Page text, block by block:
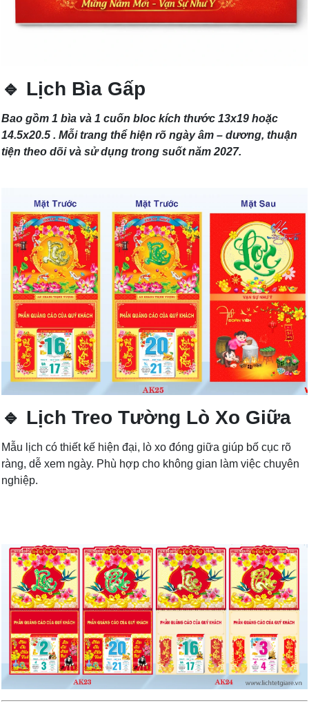
🔹 Lịch Bìa Gấp
Bao gồm 1 bìa và 1 cuốn bloc kích thước 13x19 hoặc
14.5x20.5 . Mỗi trang thể hiện rõ ngày âm – dương, thuận
tiện theo dõi và sử dụng trong suốt năm 2027.
🔹 Lịch Treo Tường Lò Xo Giữa
Mẫu lịch có thiết kế hiện đại, lò xo đóng giữa giúp bố cục rõ
ràng, dễ xem ngày. Phù hợp cho không gian làm việc chuyên
nghiệp.